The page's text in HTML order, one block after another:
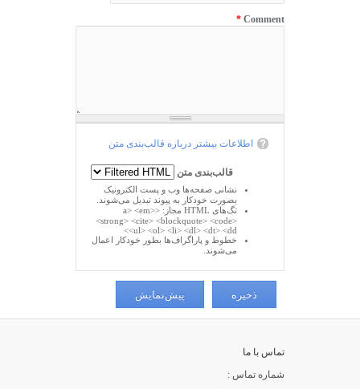
Comment
*
اطلاعات بیشتر درباره قالب‌بندی متن
قالب‌بندی متن
نشانی صفحه‌ها وب و پست الکترونیک
بصورت خودکار به پیوند تبدیل می‌شوند.
تگ‌های HTML مجاز: <a> <em>
<strong> <cite> <blockquote> <code>
<ul> <ol> <li> <dl> <dt> <dd>
خطوط و پاراگراف‌ها بطور خودکار اعمال
می‌شوند.
تماس با ما
شماره تماس :